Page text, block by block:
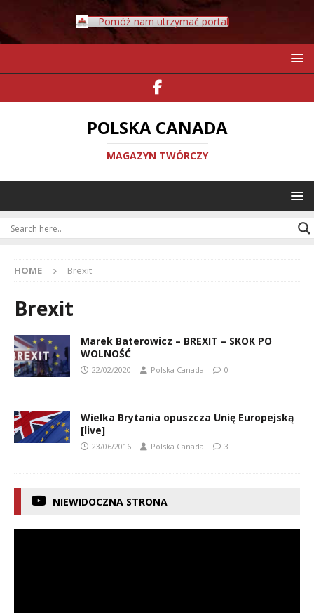
Pomóż nam utrzymać portal
POLSKA CANADA
MAGAZYN TWÓRCZY
HOME Brexit
Brexit
Marek Baterowicz – BREXIT – SKOK PO
WOLNOŚĆ
22/02/2020 Polska Canada 0
Wielka Brytania opuszcza Unię Europejską
[live]
23/06/2016 Polska Canada 3
NIEWIDOCZNA STRONA